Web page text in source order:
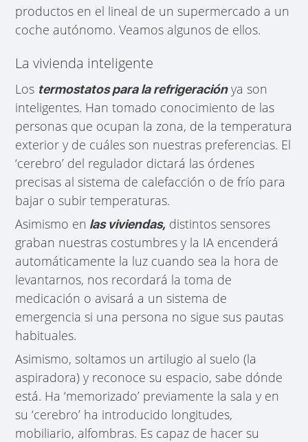
productos en el lineal de un supermercado a un
coche autónomo. Veamos algunos de ellos.
La vivienda inteligente
Los termostatos para la refrigeraciónya son
inteligentes. Han tomado conocimiento de las
personas que ocupan la zona, de la temperatura
exterior y de cuáles son nuestras preferencias. El
‘cerebro’ del regulador dictará las órdenes
precisas al sistema de calefacción o de frío para
bajar o subir temperaturas.
Asimismo en las viviendas, distintos sensores
graban nuestras costumbres y la IA encenderá
automáticamente la luz cuando sea la hora de
levantarnos, nos recordará la toma de
medicación o avisará a un sistema de
emergencia si una persona no sigue sus pautas
habituales.
Asimismo, soltamos un artilugio al suelo (la
aspiradora) y reconoce su espacio, sabe dónde
está. Ha ‘memorizado’ previamente la sala y en
su ‘cerebro’ ha introducido longitudes,
mobiliario, alfombras. Es capaz de hacer su